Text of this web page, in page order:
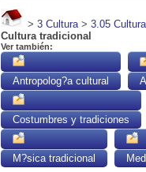
> 3 Cultura> 3.05 Cultura
Cultura tradicional
Ver también:
Antropolog?a cultural
Costumbres y tradiciones
M?sica tradicional